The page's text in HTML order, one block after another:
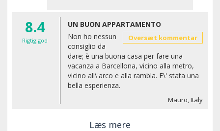
8.4
Rigtig god
UN BUON APPARTAMENTO
Oversæt kommentar
Non ho nessun
consiglio da
dare; è una buona casa per fare una
vacanza a Barcellona, vicino alla metro,
vicino all\'arco e alla rambla. E\' stata una
bella esperienza.
Mauro, Italy
Læs mere